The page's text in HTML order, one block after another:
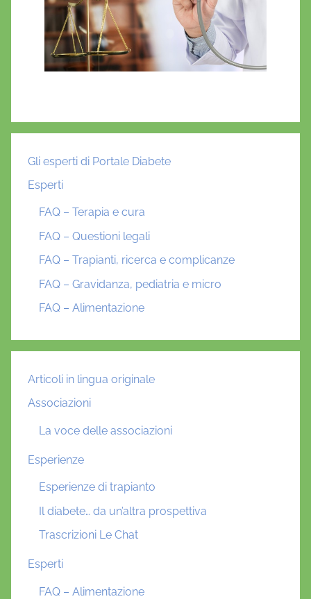
Gli esperti di Portale Diabete
Esperti
FAQ – Terapia e cura
FAQ – Questioni legali
FAQ – Trapianti, ricerca e complicanze
FAQ – Gravidanza, pediatria e micro
FAQ – Alimentazione
Articoli in lingua originale
Associazioni
La voce delle associazioni
Esperienze
Esperienze di trapianto
Il diabete… da un’altra prospettiva
Trascrizioni Le Chat
Esperti
FAQ – Alimentazione